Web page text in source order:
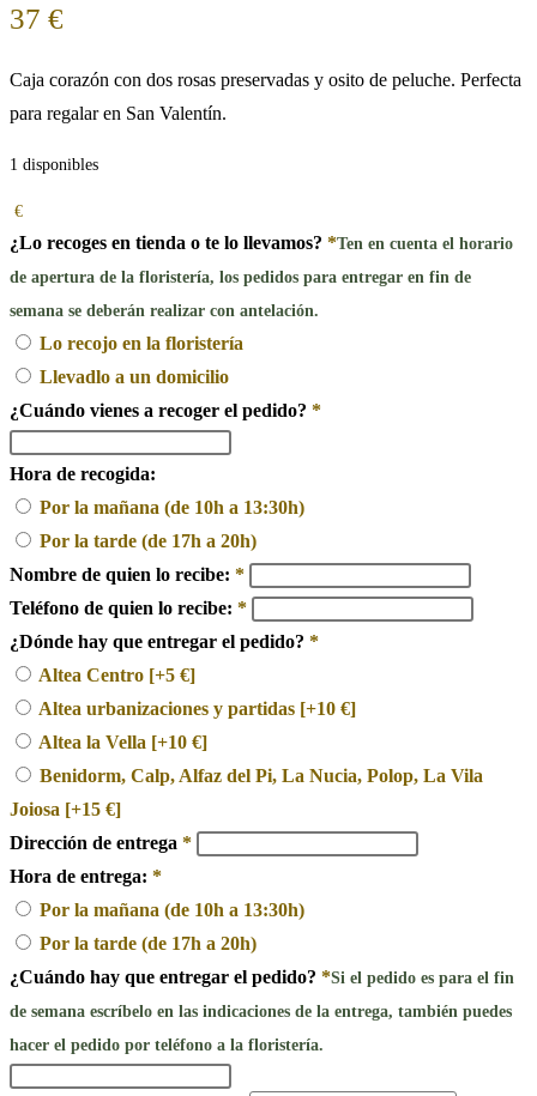
37 €
Caja corazón con dos rosas preservadas y osito de peluche. Perfecta
para regalar en San Valentín.
1 disponibles
€
¿Lo recoges en tienda o te lo llevamos? *Ten en cuenta el horario
de apertura de la floristería, los pedidos para entregar en fin de
semana se deberán realizar con antelación.
Lo recojo en la floristería
Llevadlo a un domicilio
¿Cuándo vienes a recoger el pedido? *
Hora de recogida:
Por la mañana (de 10h a 13:30h)
Por la tarde (de 17h a 20h)
Nombre de quien lo recibe: *
Teléfono de quien lo recibe: *
¿Dónde hay que entregar el pedido? *
Altea Centro [+5 €]
Altea urbanizaciones y partidas [+10 €]
Altea la Vella [+10 €]
Benidorm, Calp, Alfaz del Pi, La Nucia, Polop, La Vila
Joiosa [+15 €]
Dirección de entrega *
Hora de entrega: *
Por la mañana (de 10h a 13:30h)
Por la tarde (de 17h a 20h)
¿Cuándo hay que entregar el pedido? *Si el pedido es para el fin
de semana escríbelo en las indicaciones de la entrega, también puedes
hacer el pedido por teléfono a la floristería.